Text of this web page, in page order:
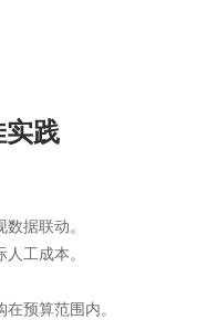
实践
据联动。
工成本。
预算范围内。